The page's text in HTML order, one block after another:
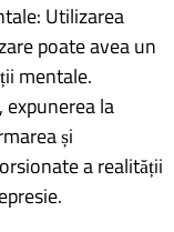
Utilizarea
poate avea un
mentale.
expunerea la
și
a realității